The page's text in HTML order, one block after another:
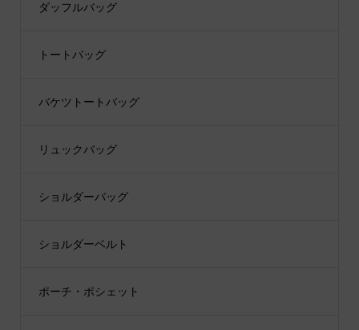
ダッフルバッグ
トートバッグ
バケツトートバッグ
リュックバッグ
ショルダーバッグ
ショルダーベルト
ポーチ・ポシェット